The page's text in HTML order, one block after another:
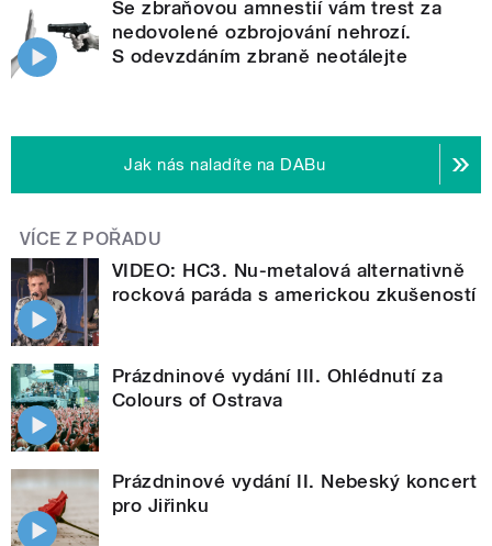
Se zbraňovou amnestií vám trest za
nedovolené ozbrojování nehrozí.
S odevzdáním zbraně neotálejte
Jak nás naladíte na DABu
VÍCE Z POŘADU
VIDEO: HC3. Nu-metalová alternativně
rocková paráda s americkou zkušeností
Prázdninové vydání III. Ohlédnutí za
Colours of Ostrava
Prázdninové vydání II. Nebeský koncert
pro Jiřinku